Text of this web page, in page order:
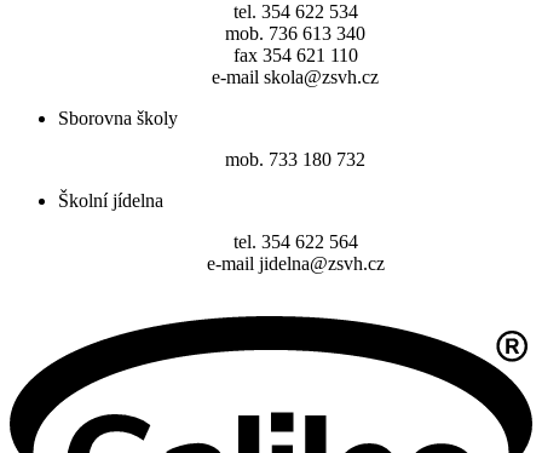
tel. 354 622 534
mob. 736 613 340
fax 354 621 110
e-mail skola@zsvh.cz
Sborovna školy
mob. 733 180 732
Školní jídelna
tel. 354 622 564
e-mail jidelna@zsvh.cz